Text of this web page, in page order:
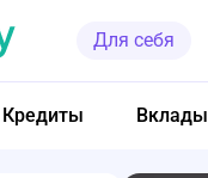
Для себя
Кредиты Вклады